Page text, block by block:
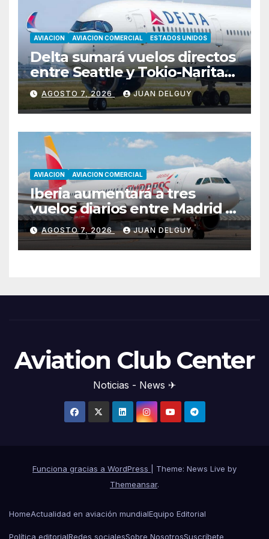
AVIACION AVIACION COMERCIAL ESTADOS UNIDOS
Delta sumará vuelos directos
entre Seattle y Tokio-Narita
desde marzo de 2027
AGOSTO 7, 2026 JUAN DELGUY
AVIACION AVIACION COMERCIAL
Iberia aumentará a tres
vuelos diarios entre Madrid y
Menorca durante el invierno
AGOSTO 7, 2026 JUAN DELGUY
Aviation Club Center
Noticias - News ✈
Funciona gracias a WordPress
Theme: News Live by
Themeansar.
HomeActualidad en aviación mundialEquipo Editorial
Política editorialRedes socialesSobre NosotrosSuscríbete